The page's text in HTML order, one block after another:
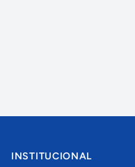
INSTITUCIONAL